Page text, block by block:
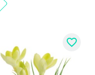
favorite_border